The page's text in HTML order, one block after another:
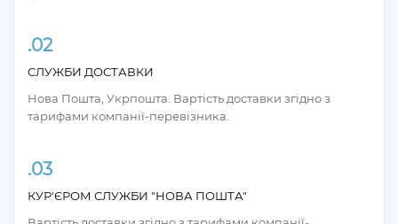
.02
СЛУЖБИ ДОСТАВКИ
Нова Пошта, Укрпошта. Вартість доставки згідно з
тарифами компанії-перевізника.
.03
КУР'ЄРОМ СЛУЖБИ "НОВА ПОШТА"